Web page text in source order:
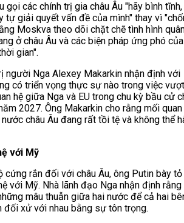
gọi các chính trị gia châu Âu "hãy bình
tự giải quyết vấn đề của mình" thay vì
Moskva theo dõi chặt chẽ tình hình
ở châu Âu và các biện pháp ứng phó
gian".
người Nga Alexey Makarkin nhận định với
có triển vọng thực sự nào trong việc
hệ giữa Nga và EU trong chu kỳ bầu cử
2027. Ông Makarkin cho rằng mối quan
châu Âu đang rất tồi tệ và không thể
với Mỹ
cứng rắn đối với châu Âu, ông Putin bày
với Mỹ. Nhà lãnh đạo Nga nhận định
mâu thuẫn giữa hai nước để cả hai
đối xử với nhau bằng sự tôn trọng.